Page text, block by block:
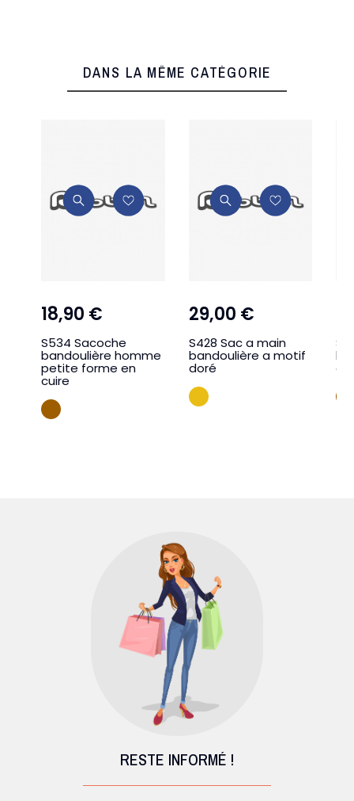
DANS LA MÊME CATÉGORIE
18,90 €
S534 Sacoche
bandoulière homme
petite forme en
cuire
CAMEL
29,00 €
S428 Sac a main
bandoulière a motif
doré
MOUTARDE
RESTE INFORMÉ !